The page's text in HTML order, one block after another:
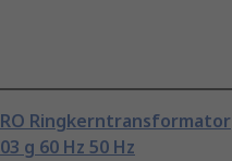
Ringkerntransformator
g 60 Hz 50 Hz